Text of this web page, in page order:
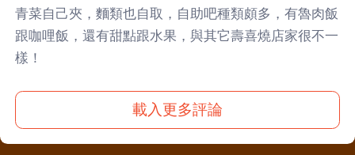
青菜自己夾，麵類也自取，自助吧種類頗多，有魯肉飯
跟咖哩飯，還有甜點跟水果，與其它壽喜燒店家很不一
樣！
載入更多評論